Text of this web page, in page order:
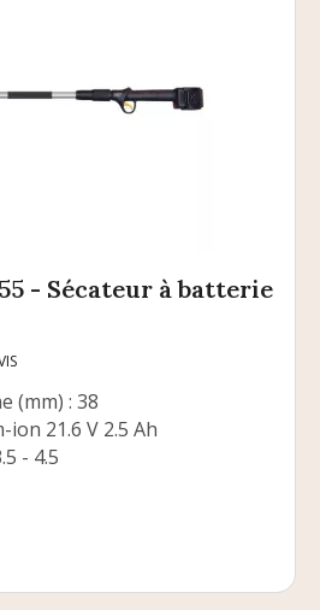
- Sécateur à batterie
(mm) : 38
21.6 V 2.5 Ah
- 4.5